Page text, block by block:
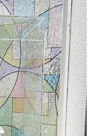
ベビードレス
ビードレス
ードレス＆お
ードレス
シード風ベビ